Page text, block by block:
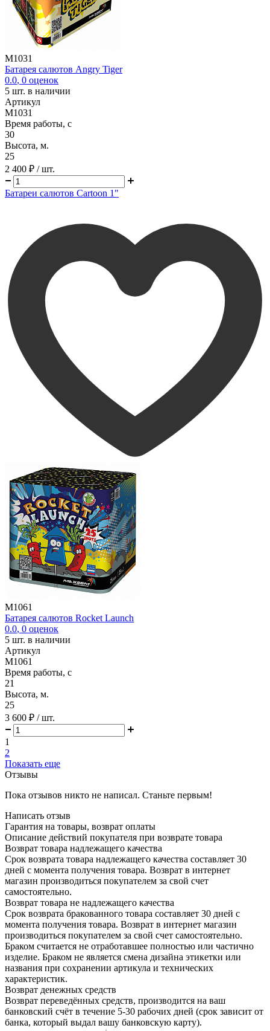
M1031
Батарея салютов Angry Tiger
0.0, 0 оценок
5 шт. в наличии
Артикул
M1031
Время работы, с
30
Высота, м.
25
2 400 ₽ / шт.
Батареи салютов Cartoon 1"
M1061
Батарея салютов Rocket Launch
0.0, 0 оценок
5 шт. в наличии
Артикул
M1061
Время работы, с
21
Высота, м.
25
3 600 ₽ / шт.
1
2
Показать еще
Отзывы
Пока отзывов никто не написал. Станьте первым!
Написать отзыв
Гарантия на товары, возврат оплаты
Описание действий покупателя при возврате товара
Возврат товара надлежащего качества
Срок возврата товара надлежащего качества составляет 30
дней с момента получения товара. Возврат в интернет
магазин производиться покупателем за свой счет
самостоятельно.
Возврат товара не надлежащего качества
Срок возврата бракованного товара составляет 30 дней с
момента получения товара. Возврат в интернет магазин
производиться покупателем за свой счет самостоятельно.
Браком считается не отработавшее полностью или частично
изделие. Браком не является смена дизайна этикетки или
названия при сохранении артикула и технических
характеристик.
Возврат денежных средств
Возврат переведённых средств, производится на ваш
банковский счёт в течение 5-30 рабочих дней (срок зависит от
банка, который выдал вашу банковскую карту).